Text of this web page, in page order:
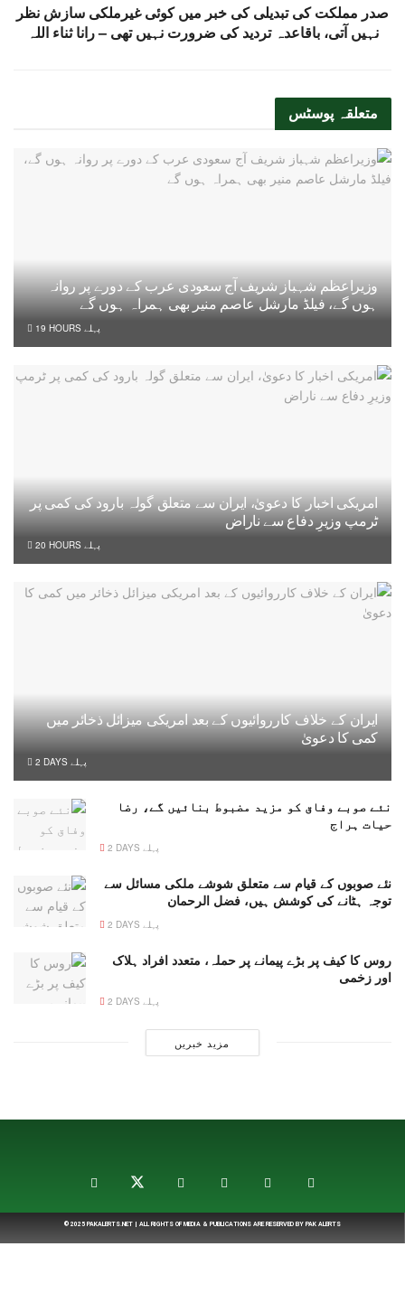
صدر مملکت کی تبدیلی کی خبر میں کوئی غیرملکی سازش نظر
نہیں آتی، باقاعدہ تردید کی ضرورت نہیں تھی – رانا ثناء اللہ
متعلقہ پوسٹس
وزیراعظم شہباز شریف آج سعودی عرب کے دورے پر روانہ
ہوں گے، فیلڈ مارشل عاصم منیر بھی ہمراہ ہوں گے
19 HOURS پہلے
امریکی اخبار کا دعویٰ، ایران سے متعلق گولہ بارود کی کمی پر
ٹرمپ وزیرِ دفاع سے ناراض
20 HOURS پہلے
ایران کے خلاف کارروائیوں کے بعد امریکی میزائل ذخائر میں
کمی کا دعویٰ
2 DAYS پہلے
نئے صوبے وفاق کو مزید مضبوط بنائیں گے، رضا
حیات ہراج
2 DAYS پہلے
نئے صوبوں کے قیام سے متعلق شوشے ملکی مسائل سے
توجہ ہٹانے کی کوشش ہیں، فضل الرحمان
2 DAYS پہلے
روس کا کیف پر بڑے پیمانے پر حملہ، متعدد افراد ہلاک
اور زخمی
2 DAYS پہلے
مزید خبریں
© 2025 PAKALERTS.NET| ALL RIGHTS OF MEDIA & PUBLICATIONS ARE RESERVED BY PAK ALERTS